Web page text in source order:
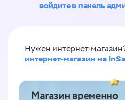
войдите в панель
Нужен интернет-
интернет-магазин на